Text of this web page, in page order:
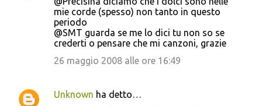
mie corde (spesso) non tanto in questo
periodo
@SMT guarda se me lo dici tu non so se
crederti o pensare che mi canzoni, grazie
26 maggio 2008 alle ore 16:49
Unknown ha detto…